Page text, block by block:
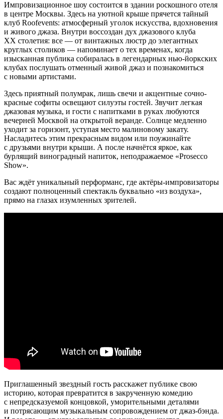
Импровизационное шоу состоится в здании роскошного отеля
в центре Москвы. Здесь на уютной крыше прячется тайный
клуб Roofevents: атмосферный уголок искусства, вдохновения
и живого джаза. Внутри воссоздан дух джазового клуба
XX столетия: все — от винтажных люстр до элегантных
круглых столиков — напоминает о тех временах, когда
изысканная публика собиралась в легендарных нью-йоркских
клубах послушать отменный живой джаз и познакомиться
с новыми артистами.
Здесь приятный полумрак, лишь свечи и акцентные сочно-
красные софиты освещают силуэты гостей. Звучит легкая
джазовая музыка, и гости с напитками в руках любуются
вечерней Москвой на открытой веранде. Солнце медленно
уходит за горизонт, уступая место малиновому закату.
Насладитесь этим прекрасным видом или поужинайте
с друзьями внутри крыши. А после начнётся яркое, как
бурлящий виноградный напиток, неподражаемое «Prosecco
Show».
Вас ждёт уникальный перформанс, где актёры-импровизаторы
создают полноценный спектакль буквально «из воздуха»,
прямо на глазах изумленных зрителей.
Приглашенный звездный гость расскажет публике свою
историю, которая превратится в закрученную комедию
с непредсказуемой концовкой, уморительными деталями
и потрясающим музыкальным сопровождением от джаз-бэнда.